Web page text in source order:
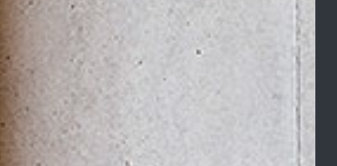
Matelas,
Sommiers,
Literies
électriques,
Linge de maison
DÉCO
Accessoires de
maison, Objets
Déco murales